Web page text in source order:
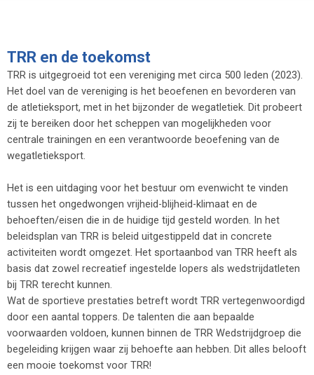
TRR en de toekomst
TRR is uitgegroeid tot een vereniging met circa 500 leden (2023).
Het doel van de vereniging is het beoefenen en bevorderen van
de atletieksport, met in het bijzonder de wegatletiek. Dit probeert
zij te bereiken door het scheppen van mogelijkheden voor
centrale trainingen en een verantwoorde beoefening van de
wegatletieksport.
Het is een uitdaging voor het bestuur om evenwicht te vinden
tussen het ongedwongen vrijheid-blijheid-klimaat en de
behoeften/eisen die in de huidige tijd gesteld worden. In het
beleidsplan van TRR is beleid uitgestippeld dat in concrete
activiteiten wordt omgezet. Het sportaanbod van TRR heeft als
basis dat zowel recreatief ingestelde lopers als wedstrijdatleten
bij TRR terecht kunnen.
Wat de sportieve prestaties betreft wordt TRR vertegenwoordigd
door een aantal toppers. De talenten die aan bepaalde
voorwaarden voldoen, kunnen binnen de TRR Wedstrijdgroep die
begeleiding krijgen waar zij behoefte aan hebben. Dit alles belooft
een mooie toekomst voor TRR!